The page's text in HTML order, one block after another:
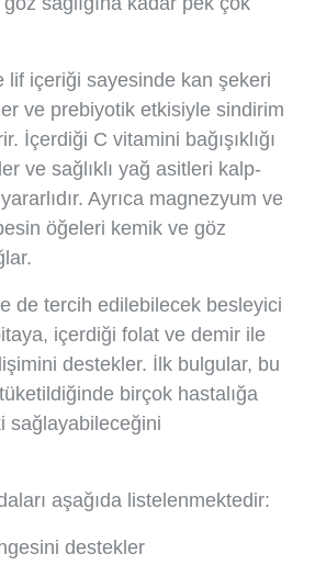
lif içeriği sayesinde kan şekeri
ve prebiyotik etkisiyle sindirim
İçerdiği C vitamini bağışıklığı
ve sağlıklı yağ asitleri kalp-
Ayrıca magnezyum ve
öğeleri kemik ve göz
de tercih edilebilecek besleyici
içerdiği folat ve demir ile
destekler. İlk bulgular, bu
birçok hastalığa
sağlayabileceğini
aşağıda listelenmektedir:
destekler